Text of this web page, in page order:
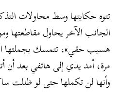
تتوه حكايتها وسط محاولات
الجانب الآخر يحاول مقاطعتها
هسيب حقي»، تتمسك بجملتها
مرة، أمد يدي إلى هاتفي بعد أن
وأنها لن تكملها حتى لو ظللت